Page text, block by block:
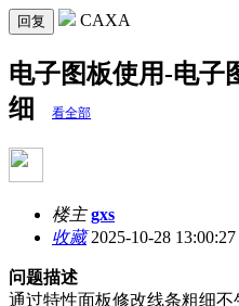
回复 CAXA
电子图板使用-电子
细
看全部
楼主 gxs
收藏2025-10-28 13:00:27
问题描述
通过特性面板修改线条粗细